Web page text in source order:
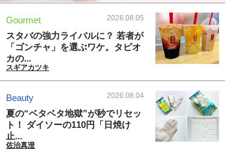
Gourmet 2026.08.05
スタバの強力ライバルに？ 若者が
「ゴンチャ」を選ぶワケ。タピオ
カの...
スギアカツキ
Beauty 2026.08.04
夏の“ベタベタ地獄”が秒でリセッ
ト！ ダイソーの110円「日焼け
止...
佐治真澄